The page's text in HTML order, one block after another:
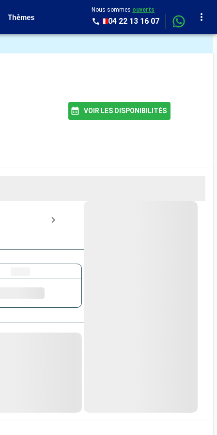
Thèmes
Nous sommes ouverts
04 22 13 16 07
VOIR LES DISPONIBILITÉS